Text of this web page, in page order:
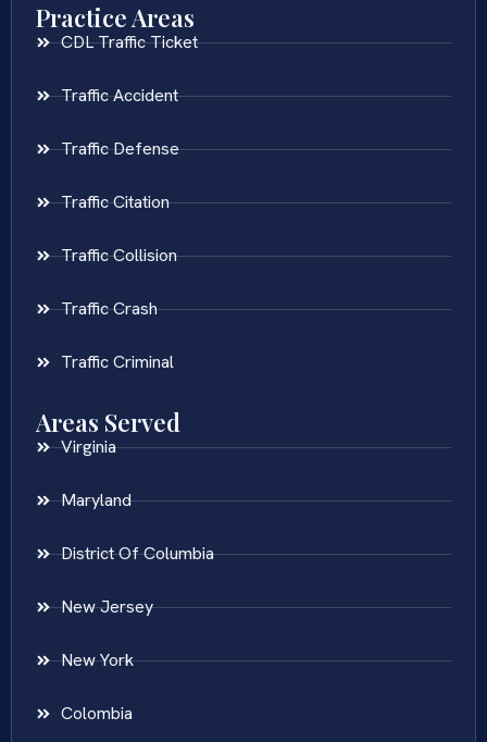
Practice Areas
CDL Traffic Ticket
Traffic Accident
Traffic Defense
Traffic Citation
Traffic Collision
Traffic Crash
Traffic Criminal
Areas Served
Virginia
Maryland
District Of Columbia
New Jersey
New York
Colombia